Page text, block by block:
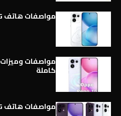
مواصفات هاتف Oppo Reno 16 Pro 5G كاملة
كاملة
مواصفات هاتف Oppo Reno 16c 5G كاملة